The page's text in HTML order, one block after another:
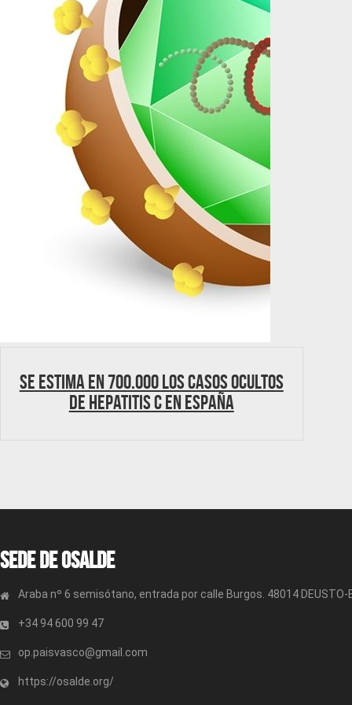
Se estima en 700.000 los casos ocultos
de hepatitis C en España
Sede de OSALDE
Araba nº 6 semisótano, entrada por calle Burgos. 48014 DEUSTO-
+34 94 600 99 47
op.paisvasco@gmail.com
https://osalde.org/